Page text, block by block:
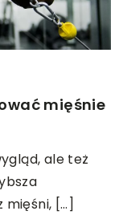
mięśnie
ale też
mięśni, […]